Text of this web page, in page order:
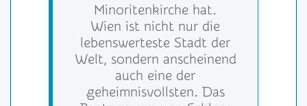
Minoritenkirche hat.
Wien ist nicht nur die
lebenswerteste Stadt der
Welt, sondern anscheinend
auch eine der
geheimnisvollsten. Das